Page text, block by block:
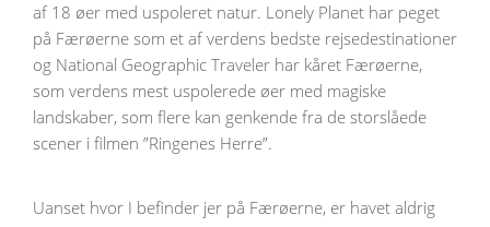
af 18 øer med uspoleret natur. Lonely Planet har peget
på Færøerne som et af verdens bedste rejsedestinationer
og National Geographic Traveler har kåret Færøerne,
som verdens mest uspolerede øer med magiske
landskaber, som flere kan genkende fra de storslåede
scener i filmen ”Ringenes Herre”.
Uanset hvor I befinder jer på Færøerne, er havet aldrig